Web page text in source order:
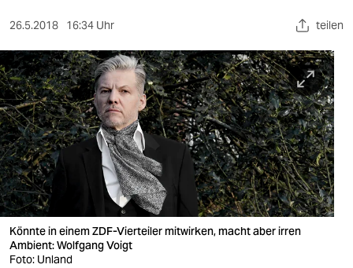
sport
berlin
nord
wahrheit
verlag
verlag
veranstaltungen
26.5.2018 16:34 Uhr teilen
Könnte in einem ZDF-Vierteiler mitwirken, macht aber irren
Ambient: Wolfgang Voigt
Foto: Unland